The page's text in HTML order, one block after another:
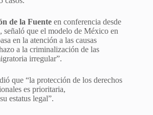
de la Fuente en conferencia desde
señaló que el modelo de México en
en la atención a las causas
a la criminalización de las
irregular”.
que “la protección de los derechos
es prioritaria,
estatus legal”.